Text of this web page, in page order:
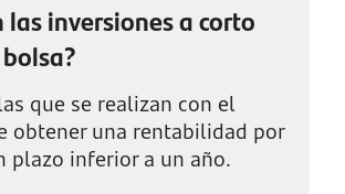
las inversiones a corto
que se realizan con el
obtener una rentabilidad por
plazo inferior a un año.